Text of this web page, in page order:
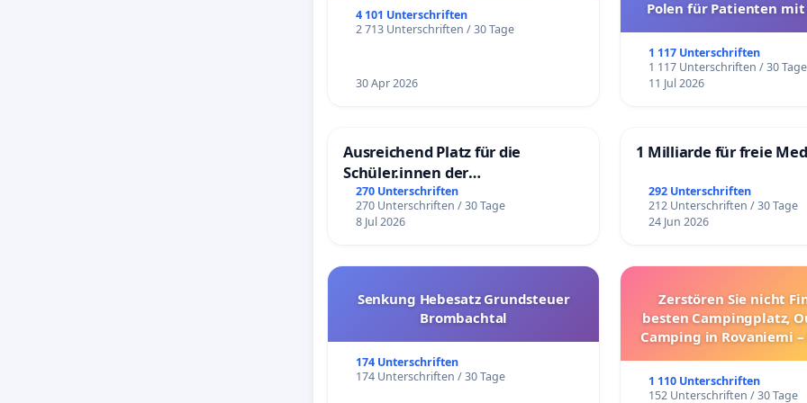
4 101 Unterschriften
2 713 Unterschriften / 30 Tage
30 Apr 2026
Polen für Patienten
1 117 Unterschriften
1 117 Unterschriften / 30 Tage
11 Jul 2026
Ausreichend Platz für die
Schüler.innen der
Schönbergschule
270 Unterschriften
270 Unterschriften / 30 Tage
8 Jul 2026
1 Milliarde für freie
292 Unterschriften
212 Unterschriften / 30 Tage
24 Jun 2026
Senkung Hebesatz Grundsteuer
Brombachtal
174 Unterschriften
174 Unterschriften / 30 Tage
Zerstören Sie nicht
besten Campingplatz,
Camping in Rovaniemi –
1 110 Unterschriften
152 Unterschriften / 30 Tage